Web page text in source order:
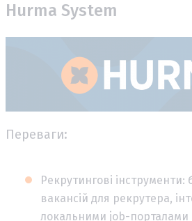
Hurma System
Переваги:
Рекрутингові інструменти:
вакансій для рекрутера,
локальними job-порталами